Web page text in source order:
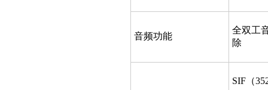
音频功能
全双工
除
SIF（